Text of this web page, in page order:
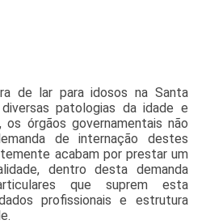
de lar para idosos na Santa
patologias da idade e
os órgãos governamentais não
de internação destes
acabam por prestar um
dentro desta demanda
que suprem esta
profissionais e estrutura